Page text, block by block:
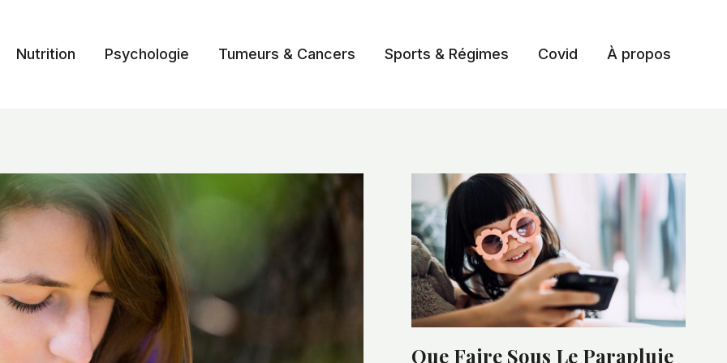
Nutrition Psychologie Tumeurs & Cancers Sports & Régimes Covid À propos
Que Faire Sous Le Parapluie